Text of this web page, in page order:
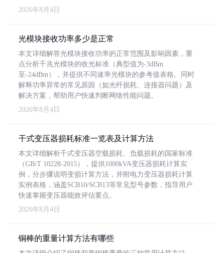
2026年8月4日
光模块接收功率多少是正常
本文详细解答光模块接收功率的正常范围及影响因素，重
点分析千兆光模块的收光标准（典型值为-3dBm
至-24dBm），并提供不同速率光模块的参考值表格。同时
解释功率异常的常见原因（如光纤损耗、连接器问题）及
解决方案，帮助用户快速判断网络性能问题。
2026年8月4日
干式变压器损耗标准一览表及计算方法
本文详细解析干式变压器空载损耗、负载损耗的国家标准
（GB/T 10228-2015），提供1000kVA变压器损耗计算实
例，分步骤说明变损计算方法，并附电力变压器损耗计算
实例表格，涵盖SCB10/SCB13等常见型号参数，指导用户
快速掌握变压器能效评估要点。
2026年8月4日
铜棒的重量计算方法有哪些